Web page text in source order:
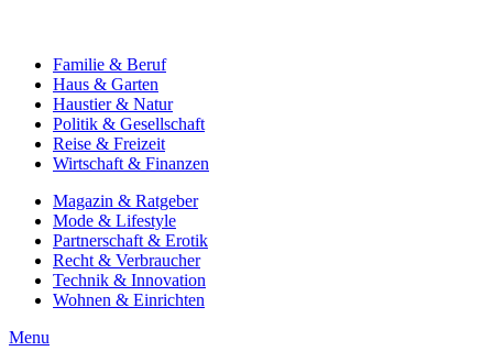
Familie & Beruf
Haus & Garten
Haustier & Natur
Politik & Gesellschaft
Reise & Freizeit
Wirtschaft & Finanzen
Magazin & Ratgeber
Mode & Lifestyle
Partnerschaft & Erotik
Recht & Verbraucher
Technik & Innovation
Wohnen & Einrichten
Menu